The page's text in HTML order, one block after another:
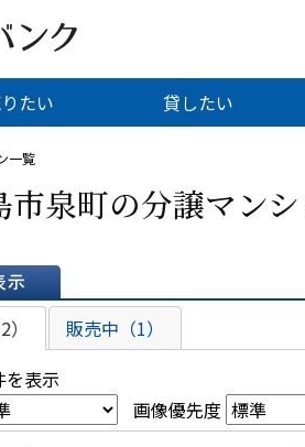
たい 貸したい
一覧
市泉町の分譲マン
販売中（1）
を表示
画像優先度